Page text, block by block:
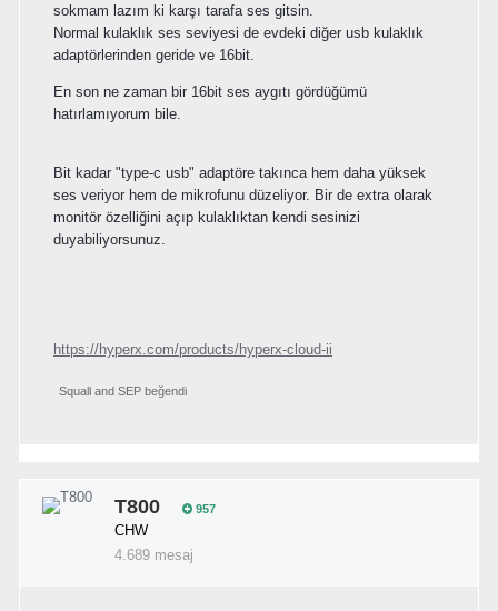
sokmam lazım ki karşı tarafa ses gitsin.
Normal kulaklık ses seviyesi de evdeki diğer usb kulaklık
adaptörlerinden geride ve 16bit.
En son ne zaman bir 16bit ses aygıtı gördüğümü
hatırlamıyorum bile.
Bit kadar "type-c usb" adaptöre takınca hem daha yüksek
ses veriyor hem de mikrofunu düzeliyor. Bir de extra olarak
monitör özelliğini açıp kulaklıktan kendi sesinizi
duyabiliyorsunuz.
https://hyperx.com/products/hyperx-cloud-ii
Squall and SEP beğendi
T800 957
CHW
4.689 mesaj